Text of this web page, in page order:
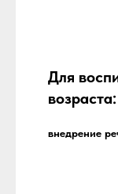
Для
возраста:
внедрение